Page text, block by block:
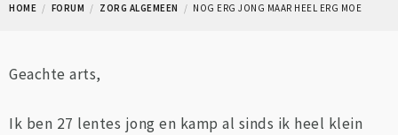
HOME FORUM ZORG ALGEMEEN NOG ERG JONG MAAR HEEL ERG MOE
Geachte arts,
Ik ben 27 lentes jong en kamp al sinds ik heel klein